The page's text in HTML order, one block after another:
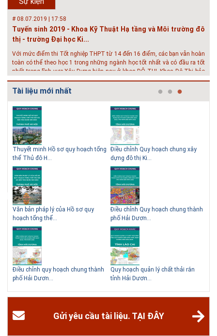
VẤN TUYỂN SINH ĐẠI H...
# 08.07.2019 | 17:58
Tuyến sinh 2019 - Khoa Kỹ Thuật Hạ tầng và Môi trường đô
thị - trường Đại học Ki...
Với mức điểm thi Tốt nghiệp THPT từ 14 đến 16 điểm, các bạn vẫn hoàn
toàn có thể theo học 1 trong những ngành học tốt nhất và có đầu ra tốt
nhất trong lĩnh vực Xây Dựng hiện nay ở khoa ĐÔ THỊ. Khoa Đô Thị bảo
đảm 100% t...
# 26.06.2018 | 10:57
Hội thảo quốc tế ''Xây dựng đô thị thông minh – Hướng đến
phát triển bền vững” /...
Phát triển đô thị thông minh và bền vững đang là mục tiêu của rất nhiều
thành phố trên thế giới. Tại Việt Nam, đã có gần 20 tỉnh, thành phố trên
toàn quốc đang triển khai hoặc khởi động các đề án về đô thị thông
minh. Vi...
# 23.06.2018 | 15:37
Hội thảo về sàn bê tông chất lượng cao tại Hà Nội và TP Hồ
Chí Minh
Hội thảo “Sàn bê tông chất lượng cao – công nghệ mới nhất tại Châu Âu
& Mỹ và các vấn đề áp dụng tại Việt Nam” được tổ chức bởi HOUSELINK
sẽ diễn ra vào 14h00 ngày 26/06/2018 tại Khách sạn Pan Pacific, Hà Nội
và ngày 28/...
# 04.03.2017 | 10:56
Độc đáo 3 địa danh thu nhỏ trong một homestay giữa lòng
Hà Nội
Ngoài các khách sạn và nhà nghỉ, nhiều du khách có xu hướng tìm đến
Tài liệu mới nhất
Thuyết minh Hồ sơ quy hoạch tổng
thể Thủ đô H...
Văn bản pháp lý của Hồ sơ quy
hoạch tổng thể...
Điều chỉnh quy hoạch chung thành
phố Hải Dươn...
Điều chỉnh Quy hoạch chung xây
dựng đô thị Ki...
Điều chỉnh Quy hoạch chung thành
phố Hải Dươn...
Quy hoạch quản lý chất thải rắn
tỉnh Hải Dươn...
Gửi yêu cầu tài liệu. TẠI ĐÂY